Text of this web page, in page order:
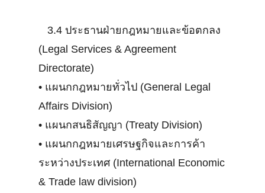
3.4 ประธานฝ่ายกฎหมายและข้อตกลง
(Legal Services & Agreement
Directorate)
• แผนกกฎหมายทั่วไป (General Legal
Affairs Division)
• แผนกสนธิสัญญา (Treaty Division)
• แผนกกฎหมายเศรษฐกิจและการค้า
ระหว่างประเทศ (International Economic
& Trade law division)